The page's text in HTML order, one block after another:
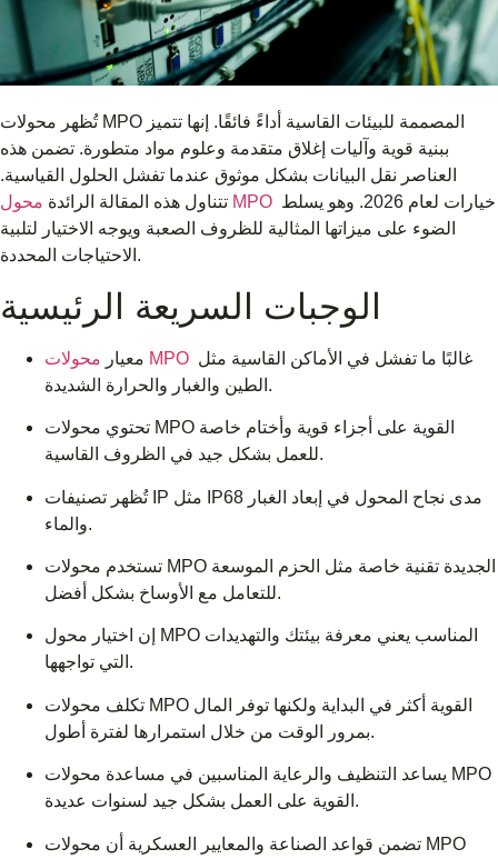
تُظهر محولات MPO المصممة للبيئات القاسية أداءً فائقًا. إنها تتميز
ببنية قوية وآليات إغلاق متقدمة وعلوم مواد متطورة. تضمن هذه
العناصر نقل البيانات بشكل موثوق عندما تفشل الحلول القياسية.
تتناول هذه المقالة الرائدة محول MPO
الضوء على ميزاتها المثالية للظروف الصعبة ويوجه الاختيار لتلبية
الاحتياجات المحددة.
الوجبات السريعة الرئيسية
معيار محولات MPO
الطين والغبار والحرارة الشديدة.
تحتوي محولات MPO القوية على أجزاء قوية وأختام خاصة
للعمل بشكل جيد في الظروف القاسية.
تُظهر تصنيفات IP مثل IP68 مدى نجاح المحول في إبعاد الغبار
والماء.
تستخدم محولات MPO الجديدة تقنية خاصة مثل الحزم الموسعة
للتعامل مع الأوساخ بشكل أفضل.
إن اختيار محول MPO المناسب يعني معرفة بيئتك والتهديدات
التي تواجهها.
تكلف محولات MPO القوية أكثر في البداية ولكنها توفر المال
بمرور الوقت من خلال استمرارها لفترة أطول.
يساعد التنظيف والرعاية المناسبين في مساعدة محولات MPO
القوية على العمل بشكل جيد لسنوات عديدة.
تضمن قواعد الصناعة والمعايير العسكرية أن محولات MPO